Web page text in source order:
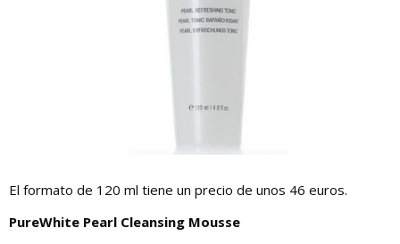
El formato de 120 ml tiene un precio de unos 46 euros.
PureWhite Pearl Cleansing Mousse